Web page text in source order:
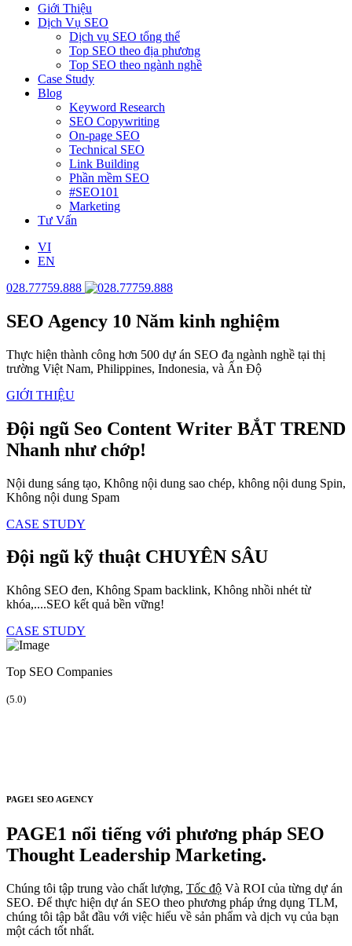
Giới Thiệu
Dịch Vụ SEO
Dịch vụ SEO tổng thể
Top SEO theo địa phương
Top SEO theo ngành nghề
Case Study
Blog
Keyword Research
SEO Copywriting
On-page SEO
Technical SEO
Link Building
Phần mềm SEO
#SEO101
Marketing
Tư Vấn
VI
EN
028.77759.888
SEO Agency 10 Năm kinh nghiệm
Thực hiện thành công hơn 500 dự án SEO đa ngành nghề tại thị
trường Việt Nam, Philippines, Indonesia, và Ấn Độ
GIỚI THIỆU
Đội ngũ Seo Content Writer BẮT TREND
Nhanh như chớp!
Nội dung sáng tạo, Không nội dung sao chép, không nội dung Spin,
Không nội dung Spam
CASE STUDY
Đội ngũ kỹ thuật CHUYÊN SÂU
Không SEO đen, Không Spam backlink, Không nhồi nhét từ
khóa,....SEO kết quả bền vững!
CASE STUDY
Top SEO Companies
(5.0)
PAGE1 SEO AGENCY
PAGE1 nổi tiếng với phương pháp SEO
Thought Leadership Marketing.
Chúng tôi tập trung vào chất lượng, Tốc độ Và ROI của từng dự án
SEO. Để thực hiện dự án SEO theo phương pháp ứng dụng TLM,
chúng tôi tập bắt đầu với việc hiểu về sản phẩm và dịch vụ của bạn
một cách tốt nhất.